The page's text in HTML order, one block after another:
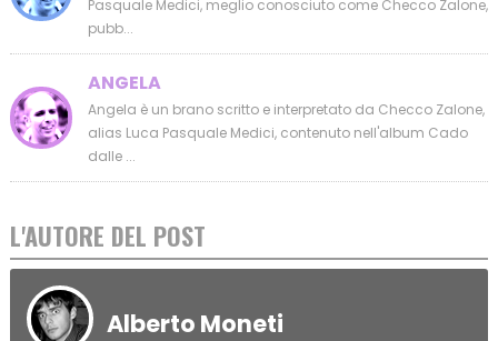
Pasquale Medici, meglio conosciuto come Checco Zalone,
pubb...
ANGELA
Angela è un brano scritto e interpretato da Checco Zalone,
alias Luca Pasquale Medici, contenuto nell'album Cado
dalle ...
L'AUTORE DEL POST
Alberto Moneti